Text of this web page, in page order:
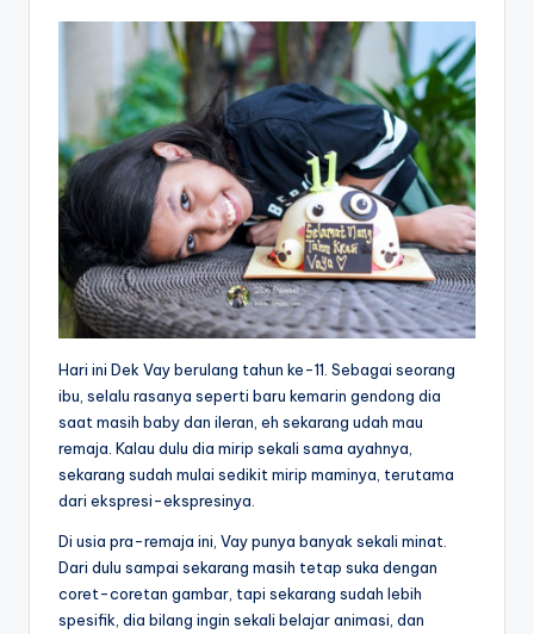
Hari ini Dek Vay berulang tahun ke-11. Sebagai seorang
ibu, selalu rasanya seperti baru kemarin gendong dia
saat masih baby dan ileran, eh sekarang udah mau
remaja. Kalau dulu dia mirip sekali sama ayahnya,
sekarang sudah mulai sedikit mirip maminya, terutama
dari ekspresi-ekspresinya.
Di usia pra-remaja ini, Vay punya banyak sekali minat.
Dari dulu sampai sekarang masih tetap suka dengan
coret-coretan gambar, tapi sekarang sudah lebih
spesifik, dia bilang ingin sekali belajar animasi, dan